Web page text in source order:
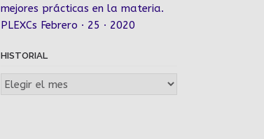
mejores prácticas en la materia.
PLEXCs Febrero · 25 · 2020
HISTORIAL
Historial